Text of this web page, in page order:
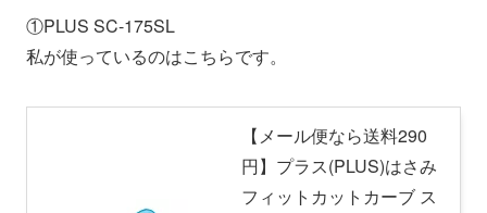
①PLUS SC-175SL
私が使っているのはこちらです。
【メール便なら送料290
円】プラス(PLUS)はさみ
フィットカットカーブ ス